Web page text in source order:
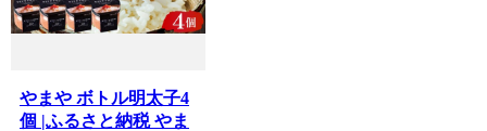
やまや ボトル明太子4
個 |ふるさと納税 やま